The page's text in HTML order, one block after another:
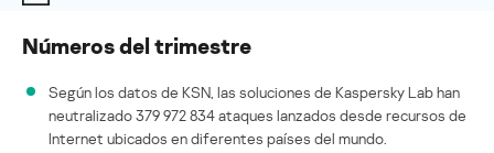
Números del trimestre
Según los datos de KSN, las soluciones de Kaspersky Lab han
neutralizado 379 972 834 ataques lanzados desde recursos de
Internet ubicados en diferentes países del mundo.